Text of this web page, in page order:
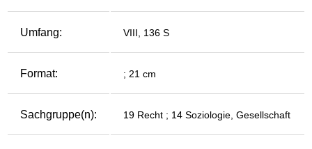
Umfang: VIII, 136 S
Format: ; 21 cm
Sachgruppe(n): 19 Recht ; 14 Soziologie, Gesellschaft